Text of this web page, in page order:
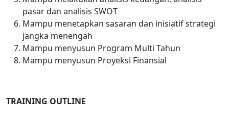
pasar dan analisis SWOT
Mampu menetapkan sasaran dan inisiatif strategi
jangka menengah
Mampu menyusun Program Multi Tahun
Mampu menyusun Proyeksi Finansial
TRAINING OUTLINE